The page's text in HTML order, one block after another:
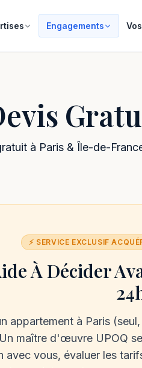
Engagements
à Paris & Île-de-
⚡️ SERVICE EXCLUSIF
À Décider
appartement à Paris
maître d'œuvre UPOQ
avec vous, évaluer les